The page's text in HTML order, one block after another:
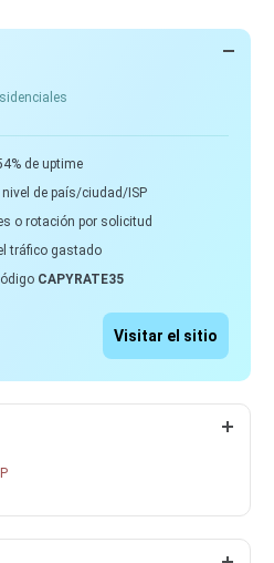
de uptime
de país/ciudad/ISP
o rotación por solicitud
tráfico gastado
CAPYRATE35
Visitar el sitio